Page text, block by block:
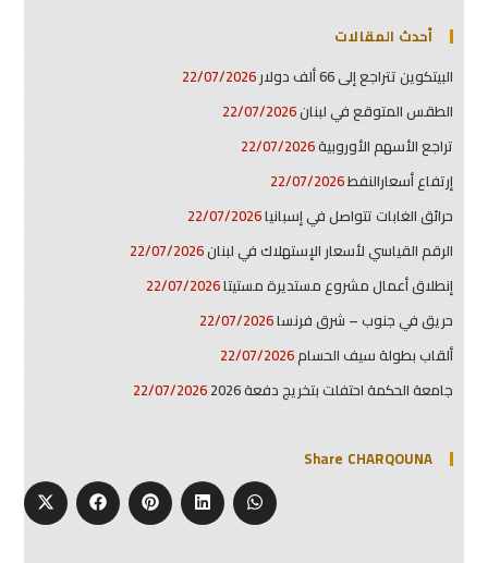
أحدث المقالات
البيتكوين تتراجع إلى 66 ألف دولار
22/07/2026
الطقس المتوقع في لبنان22/07/2026
تراجع الأسهم الأوروبية22/07/2026
إرتفاع أسعارالنفط22/07/2026
حرائق الغابات تتواصل في إسبانيا22/07/2026
الرقم القياسي لأسعار الإستهلاك في لبنان22/07/2026
إنطلاق أعمال مشروع مستديرة مستيتا22/07/2026
حريق في جنوب – شرق فرنسا22/07/2026
ألقاب بطولة سيف الحسام22/07/2026
جامعة الحكمة احتفلت بتخريج دفعة 2026
22/07/2026
Share CHARQOUNA